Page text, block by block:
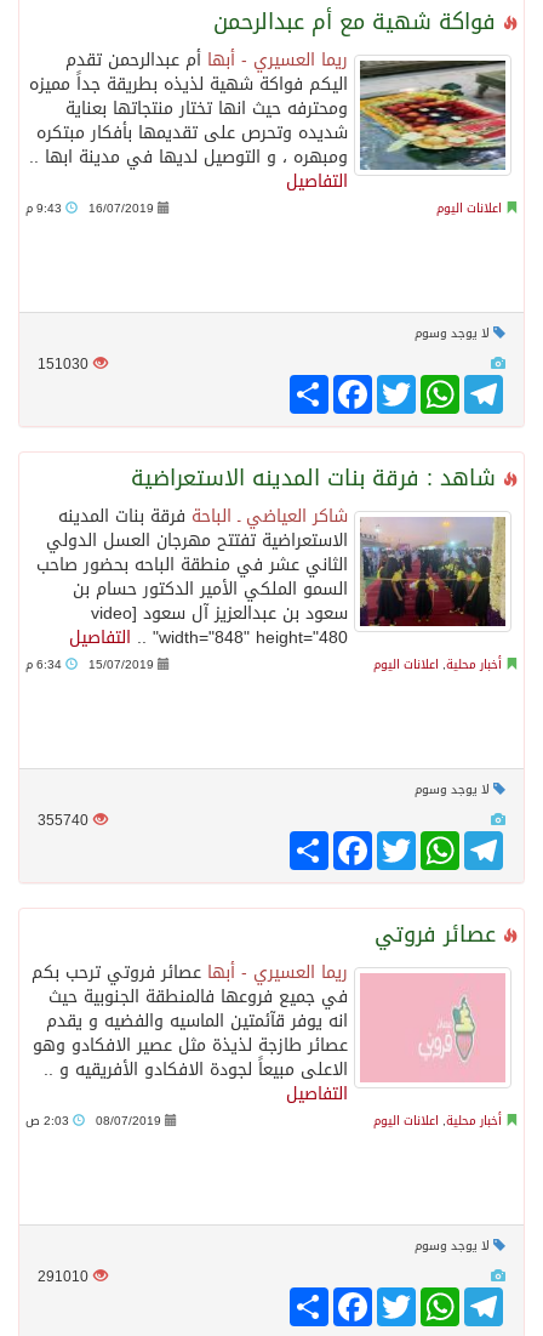
فواكة شهية مع أم عبدالرحمن
ريما العسيري - أبها أم عبدالرحمن تقدم
اليكم فواكة شهية لذيذه بطريقة جداً مميزه
ومحترفه حيث انها تختار منتجاتها بعناية
شديده وتحرص على تقديمها بأفكار مبتكره
ومبهره ، و التوصيل لديها في مدينة ابها ..
التفاصيل
اعلانات اليوم 16/07/2019
لا يوجد وسوم
151030
انشر
FacebookTwitter
WhatsAppTelegram
شاهد : فرقة بنات المدينه الاستعراضية
شاكر العياضي ـ الباحة فرقة بنات المدينه
الاستعراضية تفتتح مهرجان العسل الدولي
الثاني عشر في منطقة الباحه بحضور صاحب
السمو الملكي الأمير الدكتور حسام بن
سعود بن عبدالعزيز آل سعود [video
width="848" height="480" .. التفاصيل
أخبار محلية, اعلانات اليوم 15/07/2019
لا يوجد وسوم
355740
انشر
FacebookTwitter
WhatsAppTelegram
عصائر فروتي
ريما العسيري - أبها عصائر فروتي ترحب بكم
في جميع فروعها فالمنطقة الجنوبية حيث
انه يوفر قآئمتين الماسيه والفضيه و يقدم
عصائر طازجة لذيذة مثل عصير الافكادو وهو
الاعلى مبيعاً لجودة الافكادو الأفريقيه و ..
التفاصيل
أخبار محلية, اعلانات اليوم 08/07/2019
لا يوجد وسوم
291010
انشر
FacebookTwitter
WhatsAppTelegram